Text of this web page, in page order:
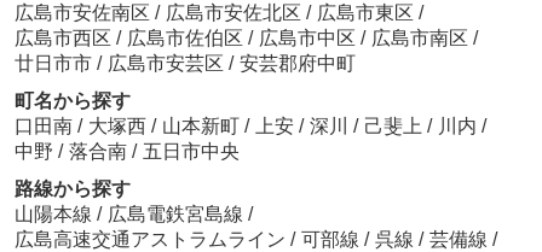
広島市安佐南区 / 広島市安佐北区 / 広島市東区 /
広島市西区 / 広島市佐伯区 / 広島市中区 / 広島市南区 /
廿日市市 / 広島市安芸区 / 安芸郡府中町
町名から探す
口田南 / 大塚西 / 山本新町 / 上安 / 深川 / 己斐上 / 川内 /
中野 / 落合南 / 五日市中央
路線から探す
山陽本線 / 広島電鉄宮島線 /
広島高速交通アストラムライン / 可部線 / 呉線 / 芸備線 /